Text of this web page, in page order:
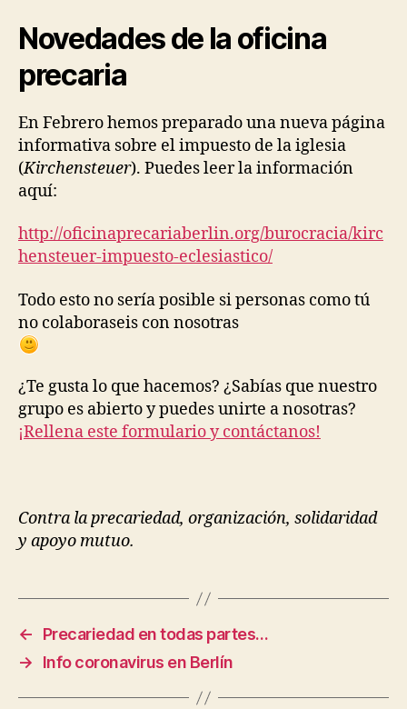
Novedades de la oficina
precaria
En Febrero hemos preparado una nueva página
informativa sobre el impuesto de la iglesia
(Kirchensteuer). Puedes leer la información
aquí:
http://oficinaprecariaberlin.org/burocracia/kirc
hensteuer-impuesto-eclesiastico/
Todo esto no sería posible si personas como tú
no colaboraseis con nosotras
¿Te gusta lo que hacemos? ¿Sabías que nuestro
grupo es abierto y puedes unirte a nosotras?
¡Rellena este formulario y contáctanos!
Contra la precariedad, organización, solidaridad
y apoyo mutuo.
←
Precariedad en todas partes…
→
Info coronavirus en Berlín